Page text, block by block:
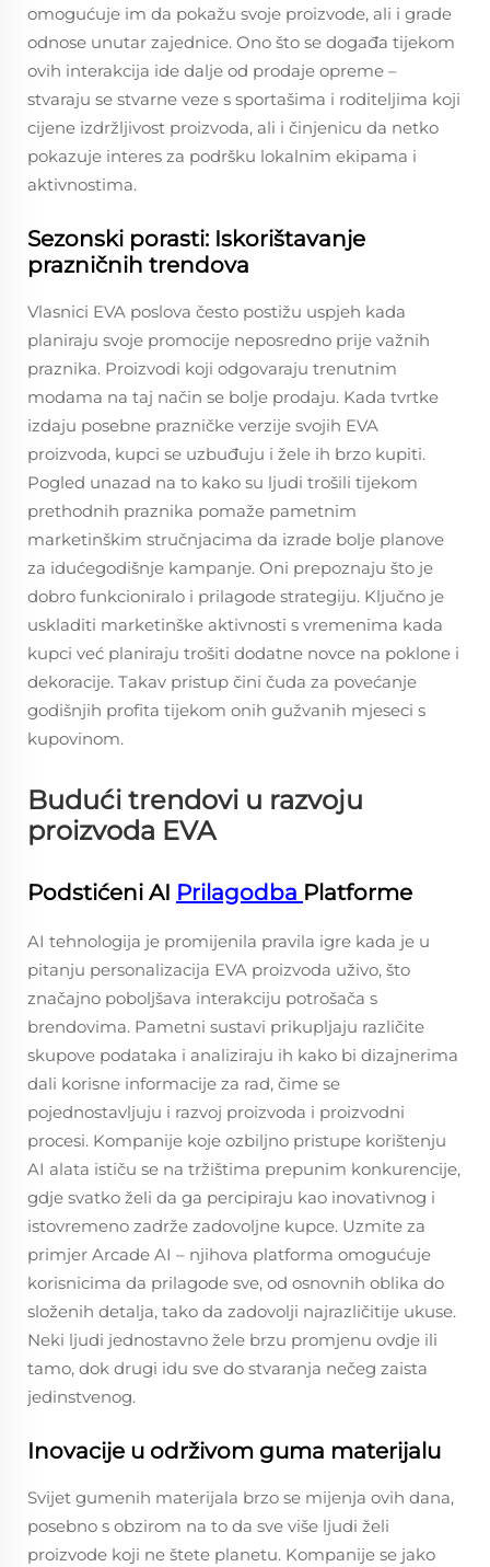
omogućuje im da pokažu svoje proizvode, ali i grade
odnose unutar zajednice. Ono što se događa tijekom
ovih interakcija ide dalje od prodaje opreme –
stvaraju se stvarne veze s sportašima i roditeljima koji
cijene izdržljivost proizvoda, ali i činjenicu da netko
pokazuje interes za podršku lokalnim ekipama i
aktivnostima.
Sezonski porasti: Iskorištavanje
prazničnih trendova
Vlasnici EVA poslova često postižu uspjeh kada
planiraju svoje promocije neposredno prije važnih
praznika. Proizvodi koji odgovaraju trenutnim
modama na taj način se bolje prodaju. Kada tvrtke
izdaju posebne prazničke verzije svojih EVA
proizvoda, kupci se uzbuđuju i žele ih brzo kupiti.
Pogled unazad na to kako su ljudi trošili tijekom
prethodnih praznika pomaže pametnim
marketinškim stručnjacima da izrade bolje planove
za idućegodišnje kampanje. Oni prepoznaju što je
dobro funkcioniralo i prilagode strategiju. Ključno je
uskladiti marketinške aktivnosti s vremenima kada
kupci već planiraju trošiti dodatne novce na poklone i
dekoracije. Takav pristup čini čuda za povećanje
godišnjih profita tijekom onih gužvanih mjeseci s
kupovinom.
Budući trendovi u razvoju
proizvoda EVA
Podstićeni AI Prilagodba Platforme
AI tehnologija je promijenila pravila igre kada je u
pitanju personalizacija EVA proizvoda uživo, što
značajno poboljšava interakciju potrošača s
brendovima. Pametni sustavi prikupljaju različite
skupove podataka i analiziraju ih kako bi dizajnerima
dali korisne informacije za rad, čime se
pojednostavljuju i razvoj proizvoda i proizvodni
procesi. Kompanije koje ozbiljno pristupe korištenju
AI alata ističu se na tržištima prepunim konkurencije,
gdje svatko želi da ga percipiraju kao inovativnog i
istovremeno zadrže zadovoljne kupce. Uzmite za
primjer Arcade AI – njihova platforma omogućuje
korisnicima da prilagode sve, od osnovnih oblika do
složenih detalja, tako da zadovolji najrazličitije ukuse.
Neki ljudi jednostavno žele brzu promjenu ovdje ili
tamo, dok drugi idu sve do stvaranja nečeg zaista
jedinstvenog.
Inovacije u održivom guma materijalu
Svijet gumenih materijala brzo se mijenja ovih dana,
posebno s obzirom na to da sve više ljudi želi
proizvode koji ne štete planetu. Kompanije se jako